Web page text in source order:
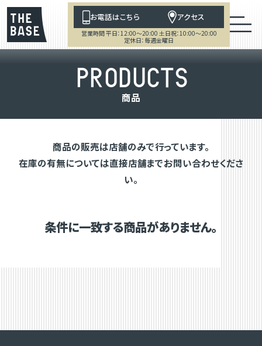
お電話はこちら アクセス
営業時間 平日：12:00～20:00 土日祝：10:00～20:00
定休日：毎週金曜日
PRODUCTS
商品
商品の販売は店舗のみで行っています。
在庫の有無については直接店舗までお問い合わせくださ
い。
条件に一致する商品がありません。